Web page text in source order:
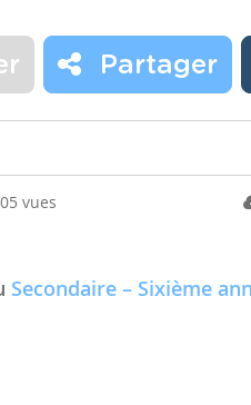
Partager
vues
Secondaire – Sixième